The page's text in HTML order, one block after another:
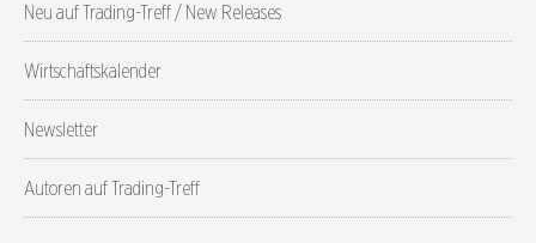
Neu auf Trading-Treff / New Releases
Wirtschaftskalender
Newsletter
Autoren auf Trading-Treff